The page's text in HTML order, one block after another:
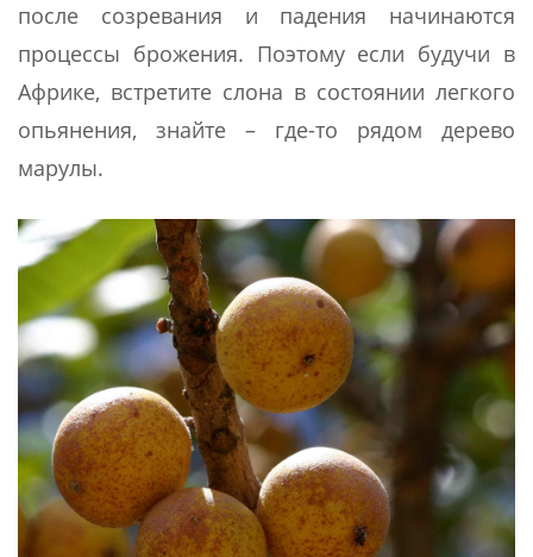
после созревания и падения начинаются
процессы брожения. Поэтому если будучи в
Африке, встретите слона в состоянии легкого
опьянения, знайте – где-то рядом дерево
марулы.